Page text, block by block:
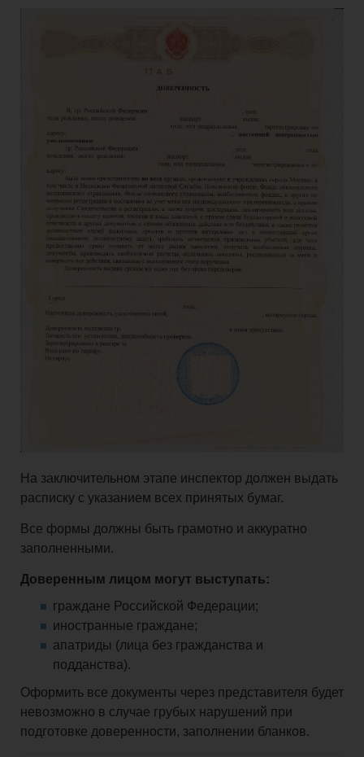
На заключительном этапе инспектор должен выдать
расписку с указанием всех принятых бумаг.
Все формы должны быть грамотно и аккуратно
заполненными.
Доверенным лицом могут выступать:
граждане Российской Федерации;
иностранные граждане;
апатриды (лица без гражданства и
подданства).
Оформить все документы через представителя будет
невозможно в случае грубых нарушений при
подготовке доверенности, заполнении бланков.